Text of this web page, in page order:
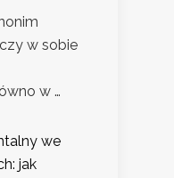
w sobie
w …
we
jak